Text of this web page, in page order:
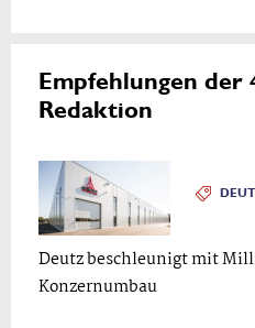
Empfehlungen der
Redaktion
Deutz beschleunigt mit
Konzernumbau